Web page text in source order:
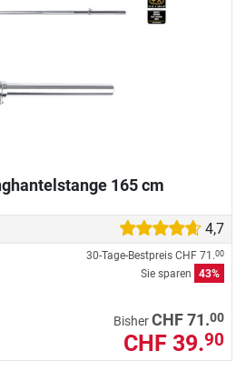
165 cm
4,7
30-Tage-Bestpreis CHF 71.00
Sie sparen 43%
BisherCHF 71.00
CHF 39.90